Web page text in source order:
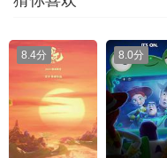
8.4分 8.0分